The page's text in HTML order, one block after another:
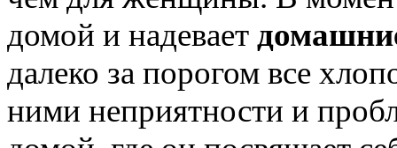
домой и надевает
далеко за порогом все
ними неприятности и